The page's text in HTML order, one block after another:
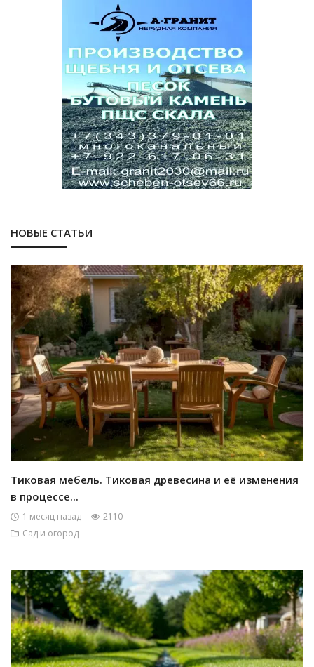
НОВЫЕ СТАТЬИ
Тиковая мебель. Тиковая древесина и её изменения
в процессе...
1 месяц назад
2110
Сад и огород